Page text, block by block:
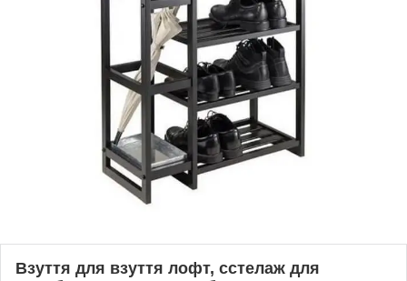
Взуття для взуття лофт, сстелаж для